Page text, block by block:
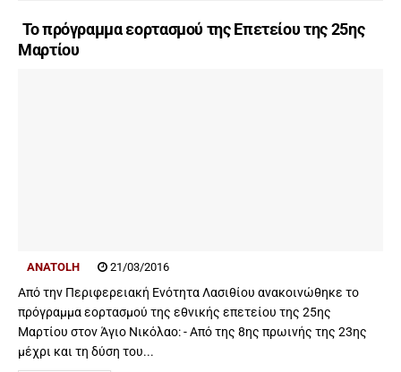
Το πρόγραμμα εορτασμού της Επετείου της 25ης
Μαρτίου
ANATOLH 21/03/2016
Από την Περιφερειακή Ενότητα Λασιθίου ανακοινώθηκε το
πρόγραμμα εορτασμού της εθνικής επετείου της 25ης
Μαρτίου στον Άγιο Νικόλαο: - Από της 8ης πρωινής της 23ης
μέχρι και τη δύση του...